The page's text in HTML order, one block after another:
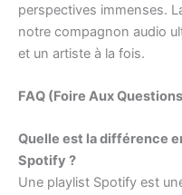
perspectives immenses.
notre compagnon audio
et un artiste à la fois.
FAQ (Foire Aux
Quelle est la différence
Spotify ?
Une playlist Spotify est